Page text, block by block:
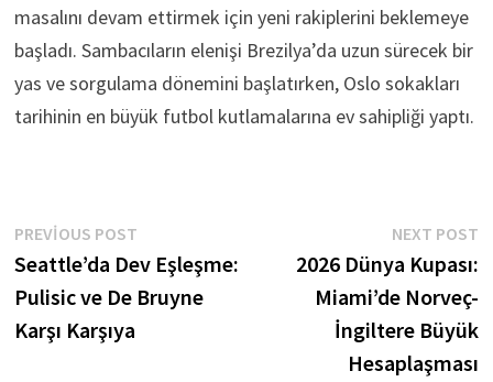
masalını devam ettirmek için yeni rakiplerini beklemeye
başladı. Sambacıların elenişi Brezilya’da uzun sürecek bir
yas ve sorgulama dönemini başlatırken, Oslo sokakları
tarihinin en büyük futbol kutlamalarına ev sahipliği yaptı.
Yazı
gezinmesi
PREVIOUS POSTPrevious
post:
Seattle’da Dev Eşleşme:
Pulisic ve De Bruyne
Karşı Karşıya
NEXT POST
2026 Dünya Kupası:
Miami’de Norveç-
İngiltere Büyük
Hesaplaşması